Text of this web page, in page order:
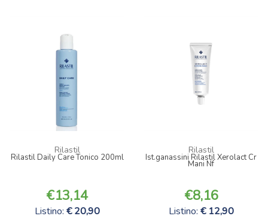
Rilastil
Rilastil Daily Care Tonico 200ml
13,14
Listino: 20,90
Rilastil
Ist.ganassini Rilastil Xerolact Cr
Mani Nf
8,16
Listino: 12,90